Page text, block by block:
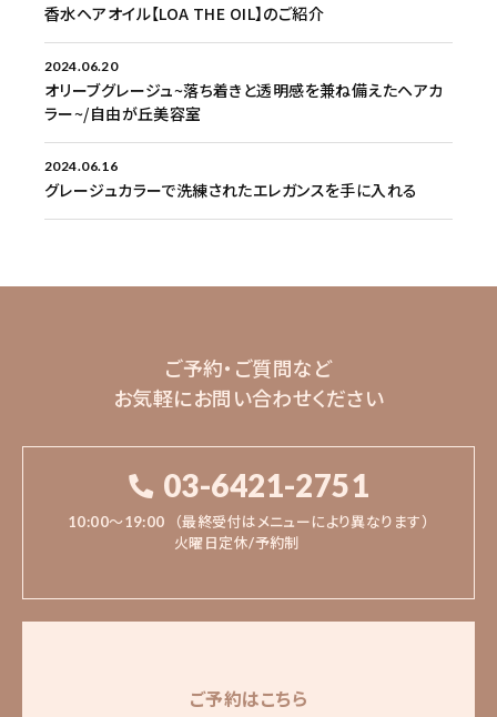
香水ヘアオイル【LOA THE OIL】のご紹介
2024.06.20
オリーブグレージュ~落ち着きと透明感を兼ね備えたヘアカ
ラー~/自由が丘美容室
2024.06.16
グレージュカラーで洗練されたエレガンスを手に入れる
ご予約・ご質問など
お気軽にお問い合わせください
03-6421-2751
10:00〜19:00
（最終受付はメニューにより異なります）
火曜日定休/予約制
ご予約はこちら